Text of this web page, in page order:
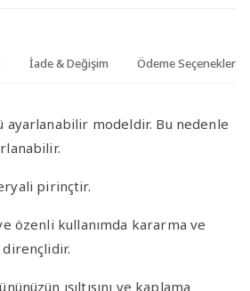
İade & Değişim Ödeme Seçenekleri
ayarlanabilir modeldir. Bu nedenle
pirinçtir.
özenli kullanımda kararma ve
dirençlidir.
ışıltısını ve kaplama